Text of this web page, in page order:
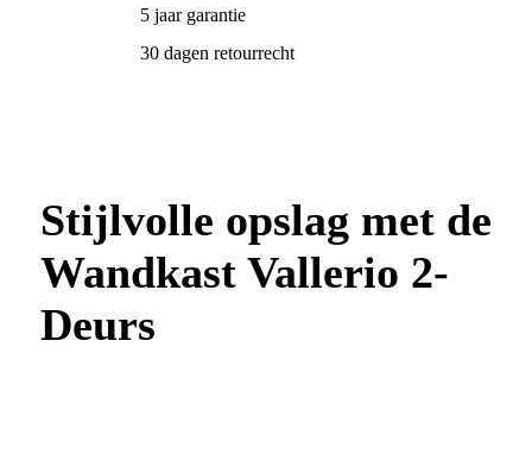
5 jaar garantie
30 dagen retourrecht
Stijlvolle opslag met de
Wandkast Vallerio 2-
Deurs